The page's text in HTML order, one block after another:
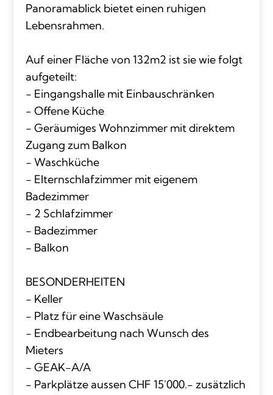
Panoramablick bietet einen ruhigen
Lebensrahmen.
Auf einer Fläche von 132m2 ist sie wie folgt
aufgeteilt:
- Eingangshalle mit Einbauschränken
- Offene Küche
- Geräumiges Wohnzimmer mit direktem
Zugang zum Balkon
- Waschküche
- Elternschlafzimmer mit eigenem
Badezimmer
- 2 Schlafzimmer
- Badezimmer
- Balkon
BESONDERHEITEN
- Keller
- Platz für eine Waschsäule
- Endbearbeitung nach Wunsch des
Mieters
- GEAK-A/A
- Parkplätze aussen CHF 15'000.- zusätzlich